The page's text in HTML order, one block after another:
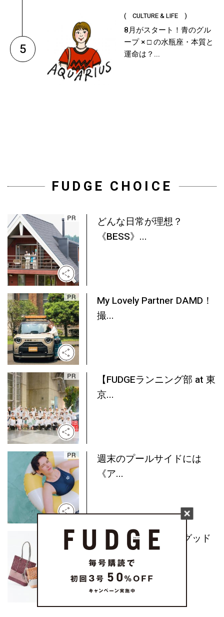
5
( CULTURE & LIFE )
8月がスタート！青のグル
ープ × □ の水瓶座・本質と
運命は？...
FUDGE CHOICE
どんな日常が理想？
《BESS》...
My Lovely Partner DAMD！
撮...
【FUDGEランニング部 at 東
京...
週末のプールサイドには
《ア...
水洗いもできる！《グッド
グ...